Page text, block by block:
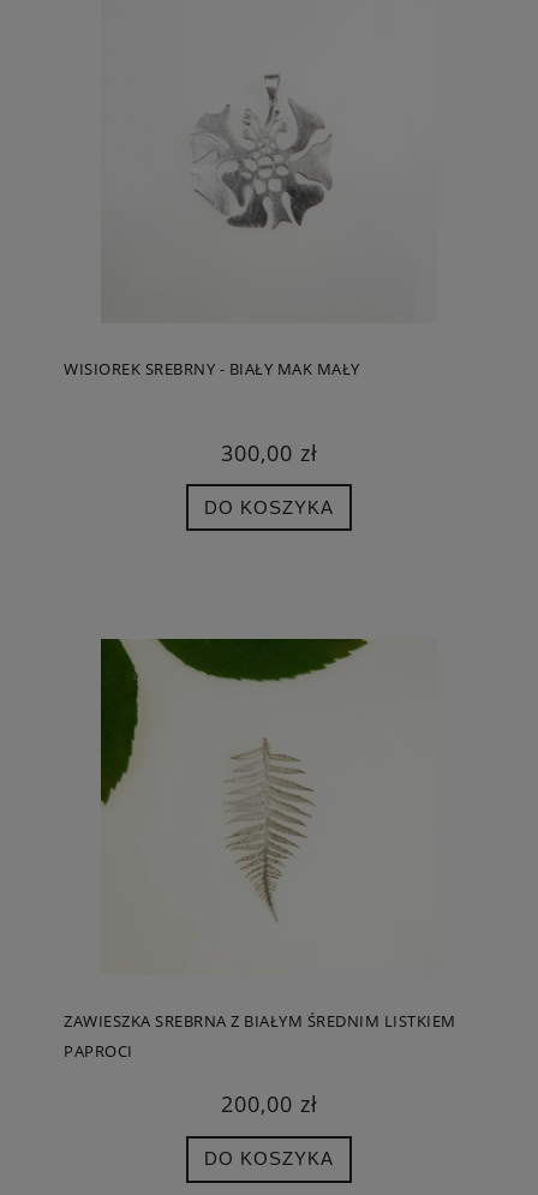
WISIOREK SREBRNY - BIAŁY MAK MAŁY
300,00 zł
DO KOSZYKA
ZAWIESZKA SREBRNA Z BIAŁYM ŚREDNIM LISTKIEM
PAPROCI
200,00 zł
DO KOSZYKA